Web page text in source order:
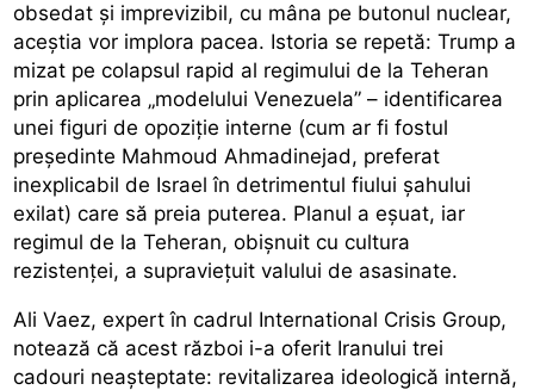
obsedat și imprevizibil, cu mâna pe butonul nuclear,
aceștia vor implora pacea. Istoria se repetă: Trump a
mizat pe colapsul rapid al regimului de la Teheran
prin aplicarea „modelului Venezuela” – identificarea
unei figuri de opoziție interne (cum ar fi fostul
președinte Mahmoud Ahmadinejad, preferat
inexplicabil de Israel în detrimentul fiului șahului
exilat) care să preia puterea. Planul a eșuat, iar
regimul de la Teheran, obișnuit cu cultura
rezistenței, a supraviețuit valului de asasinate.
Ali Vaez, expert în cadrul International Crisis Group,
notează că acest război i-a oferit Iranului trei
cadouri neașteptate: revitalizarea ideologică internă,